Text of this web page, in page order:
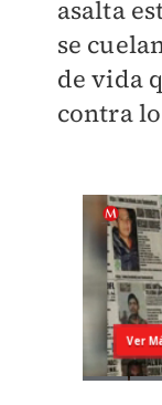
asalta
se
de vida
contra